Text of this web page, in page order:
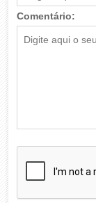
Comentário: